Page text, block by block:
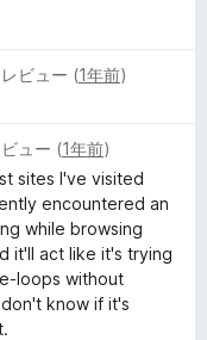
ビュー (1年前)
ュー (1年前)
sites I've visited
encountered an
while browsing
it'll act like it's trying
loops without
know if it's